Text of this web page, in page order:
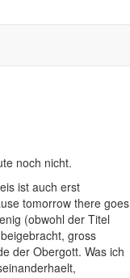
noch nicht.
ist auch erst
tomorrow there goes
(obwohl der Titel
gross
der Obergott. Was ich